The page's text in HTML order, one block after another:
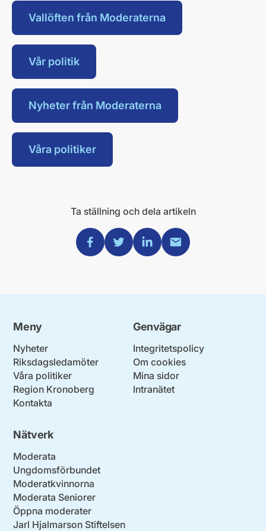
Vallöften från Moderaterna
Vår politik
Nyheter från Moderaterna
Våra politiker
Ta ställning och dela artikeln
Dela via Facebook
Dela via Twitter
Dela via Linkedin
Dela via Mail
Meny
Nyheter
Riksdagsledamöter
Våra politiker
Region Kronoberg
Kontakta
Genvägar
Integritetspolicy
Om cookies
Mina sidor
Intranätet
Nätverk
Moderata
Ungdomsförbundet
Moderatkvinnorna
Moderata Seniorer
Öppna moderater
Jarl Hjalmarson Stiftelsen